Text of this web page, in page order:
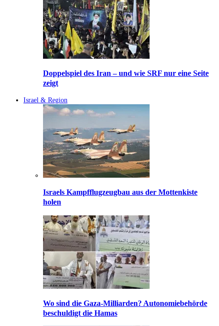
Doppelspiel des Iran – und wie SRF nur eine Seite
zeigt
Israel & Region
Israels Kampfflugzeugbau aus der Mottenkiste
holen
Wo sind die Gaza-Milliarden? Autonomiebehörde
beschuldigt die Hamas